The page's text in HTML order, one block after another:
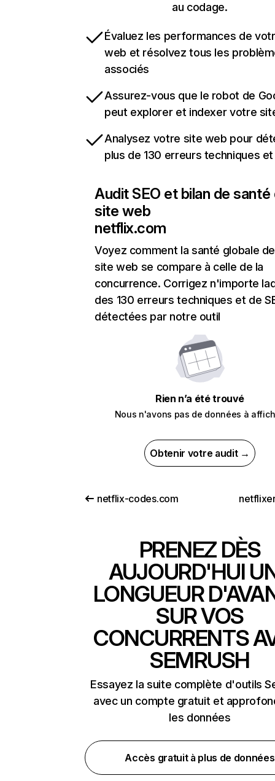
au codage.
Évaluez les performances de
web et résolvez tous les
associés
Assurez-vous que le robot de
peut explorer et indexer votre
Analysez votre site web pour
plus de 130 erreurs techniques et
Audit SEO et bilan de santé
site web
netflix.com
Voyez comment la santé globale
site web se compare à celle de la
concurrence. Corrigez n'importe
des 130 erreurs techniques et de
détectées par notre outil
Rien n’a été trouvé
Nous n'avons pas de données à
Obtenir votre audit →
netflix-codes.com
PRENEZ DÈS
AUJOURD'HUI
LONGUEUR
SUR VOS
CONCURRENTS
SEMRUSH
Essayez la suite complète d'outils
avec un compte gratuit et
les données
Accès gratuit à plus de données